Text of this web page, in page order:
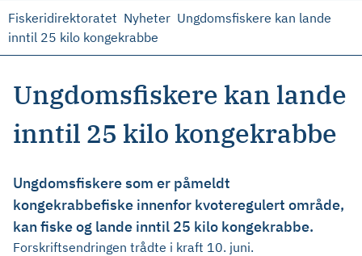
Fiskeridirektoratet Nyheter Ungdomsfiskere kan lande
inntil 25 kilo kongekrabbe
Ungdomsfiskere kan lande
inntil 25 kilo kongekrabbe
Ungdomsfiskere som er påmeldt
kongekrabbefiske innenfor kvoteregulert område,
kan fiske og lande inntil 25 kilo kongekrabbe.
Forskriftsendringen trådte i kraft 10. juni.